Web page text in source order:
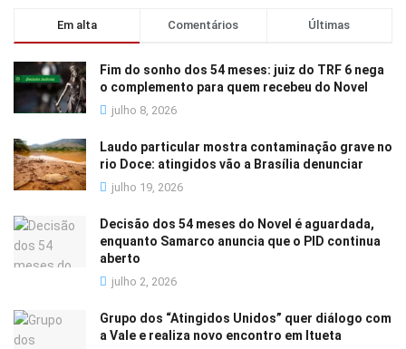
Em alta Comentários Últimas
Fim do sonho dos 54 meses: juiz do TRF 6 nega
o complemento para quem recebeu do Novel
julho 8, 2026
Laudo particular mostra contaminação grave no
rio Doce: atingidos vão a Brasília denunciar
julho 19, 2026
Decisão dos 54 meses do Novel é aguardada,
enquanto Samarco anuncia que o PID continua
aberto
julho 2, 2026
Grupo dos “Atingidos Unidos” quer diálogo com
a Vale e realiza novo encontro em Itueta